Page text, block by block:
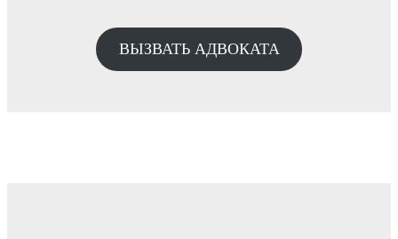
ВЫЗВАТЬ АДВОКАТА